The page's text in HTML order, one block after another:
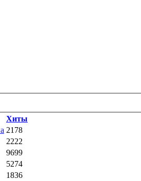
Хиты
2178
2222
9699
5274
1836